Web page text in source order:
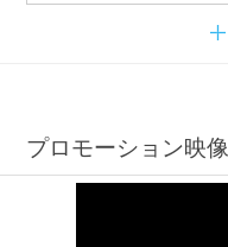
プロモーション映像